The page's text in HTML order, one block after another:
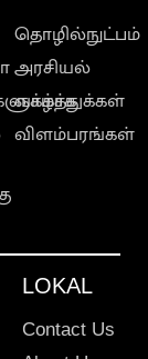
தொழில்நுட்பம்
அரசியல்
வாழ்த்துக்கள்
விளம்பரங்கள்
LOKAL
Contact Us